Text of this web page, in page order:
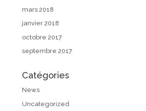
mars 2018
janvier 2018
octobre 2017
septembre 2017
Catégories
News
Uncategorized